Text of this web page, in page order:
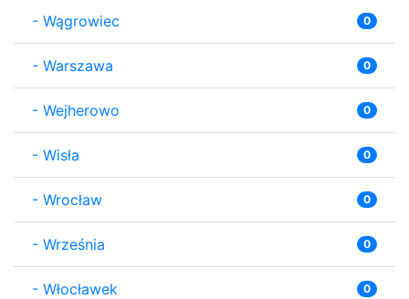
- Wągrowiec 0
- Warszawa 0
- Wejherowo 0
- Wisła 0
- Wrocław 0
- Września 0
- Włocławek 0